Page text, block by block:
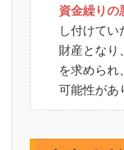
資金繰りの
し付けて
財産となり
を求められ
可能性があ